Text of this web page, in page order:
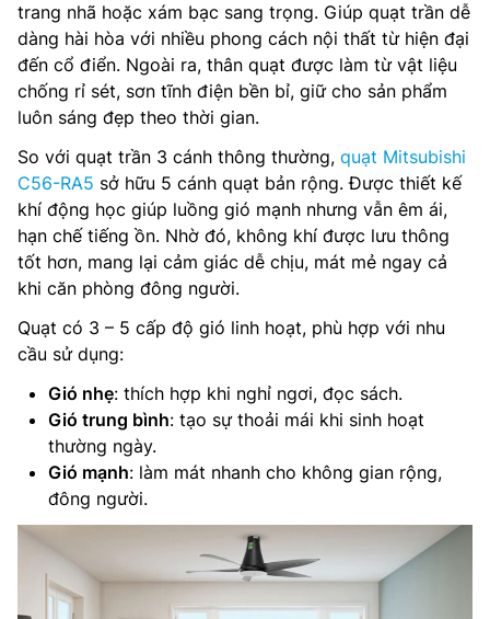
trang nhã hoặc xám bạc sang trọng. Giúp quạt trần dễ
dàng hài hòa với nhiều phong cách nội thất từ hiện đại
đến cổ điển. Ngoài ra, thân quạt được làm từ vật liệu
chống rỉ sét, sơn tĩnh điện bền bỉ, giữ cho sản phẩm
luôn sáng đẹp theo thời gian.
So với quạt trần 3 cánh thông thường, quạt Mitsubishi
C56-RA5 sở hữu 5 cánh quạt bản rộng. Được thiết kế
khí động học giúp luồng gió mạnh nhưng vẫn êm ái,
hạn chế tiếng ồn. Nhờ đó, không khí được lưu thông
tốt hơn, mang lại cảm giác dễ chịu, mát mẻ ngay cả
khi căn phòng đông người.
Quạt có 3 – 5 cấp độ gió linh hoạt, phù hợp với nhu
cầu sử dụng:
Gió nhẹ: thích hợp khi nghỉ ngơi, đọc sách.
Gió trung bình: tạo sự thoải mái khi sinh hoạt
thường ngày.
Gió mạnh: làm mát nhanh cho không gian rộng,
đông người.